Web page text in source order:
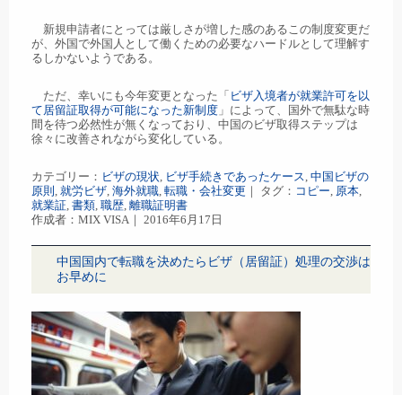
新規申請者にとっては厳しさが増した感のあるこの制度変更だ
が、外国で外国人として働くための必要なハードルとして理解す
るしかないようである。
ただ、幸いにも今年変更となった「 ビザ入境者が就業許可を以
て居留証取得が可能になった新制度 」によって、国外で無駄な時
間を待つ必然性が無くなっており、中国のビザ取得ステップは
徐々に改善されながら変化している。
カテゴリー： ビザの現状, ビザ手続きであったケース, 中国ビザの
原則 , 就労ビザ, 海外就職, 転職・会社変更 ｜ タグ： コピー, 原本,
就業証, 書類, 職歴, 離職証明書
作成者：MIX VISA｜ 2016年6月17日
中国国内で転職を決めたらビザ（居留証）処理の交渉は
お早めに